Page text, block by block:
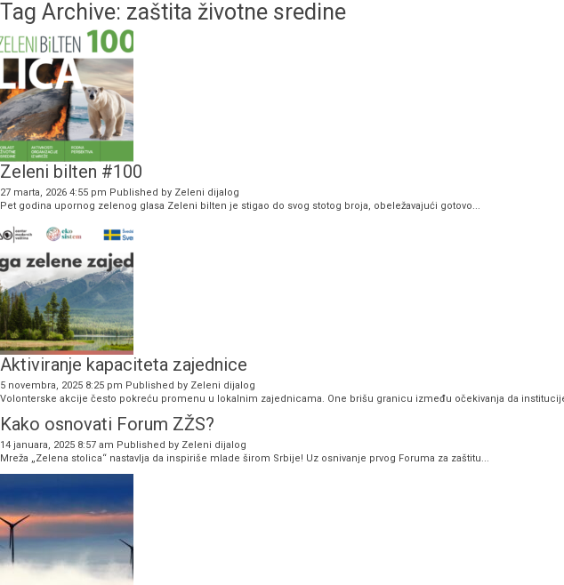
Tag Archive: zaštita životne sredine
Zeleni bilten #100
27 marta, 2026 4:55 pm Published by Zeleni dijalog
Pet godina upornog zelenog glasa Zeleni bilten je stigao do svog stotog broja, obeležavajući gotovo...
Aktiviranje kapaciteta zajednice
5 novembra, 2025 8:25 pm Published by Zeleni dijalog
Volonterske akcije često pokreću promenu u lokalnim zajednicama. One brišu granicu između očekivanja da
Kako osnovati Forum ZŽS?
14 januara, 2025 8:57 am Published by Zeleni dijalog
Mreža „Zelena stolica“ nastavlja da inspiriše mlade širom Srbije! Uz osnivanje prvog Foruma za zaštitu...